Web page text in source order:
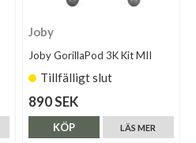
Joby
Joby GorillaPod 3K Kit MII
Tillfälligt slut
890 SEK
LÄS MER
KÖP